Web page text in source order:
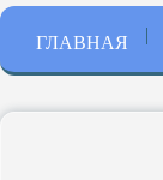
ГЛАВНАЯ